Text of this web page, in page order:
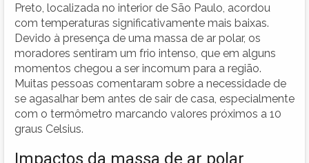
Preto, localizada no interior de São Paulo, acordou
com temperaturas significativamente mais baixas.
Devido à presença de uma massa de ar polar, os
moradores sentiram um frio intenso, que em alguns
momentos chegou a ser incomum para a região.
Muitas pessoas comentaram sobre a necessidade de
se agasalhar bem antes de sair de casa, especialmente
com o termômetro marcando valores próximos a 10
graus Celsius.
Impactos da massa de ar polar